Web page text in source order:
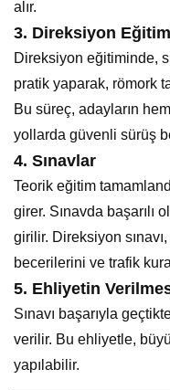
alır.
3. Direksiyon
Direksiyon eğitiminde,
pratik yaparak, römork
Bu süreç, adayların
yollarda güvenli sürüş
4. Sınavlar
Teorik eğitim
girer. Sınavda başarılı
girilir. Direksiyon
becerilerini ve trafik
5. Ehliyetin
Sınavı başarıyla
verilir. Bu ehliyetle,
yapılabilir.